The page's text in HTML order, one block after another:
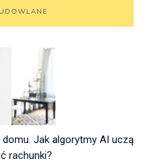
Jak algorytmy AI uczą
rachunki?